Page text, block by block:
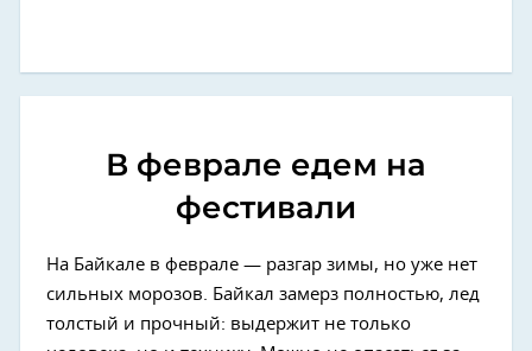
В феврале едем на
фестивали
На Байкале в феврале — разгар зимы, но уже нет
сильных морозов. Байкал замерз полностью, лед
толстый и прочный: выдержит не только